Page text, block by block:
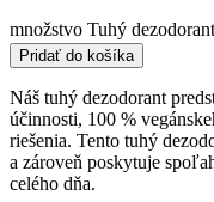
množstvo Tuhý
Pridať do košíka
Náš tuhý dezodorant
účinnosti, 100 %
riešenia. Tento tuhý
a zároveň poskytuje
celého dňa.